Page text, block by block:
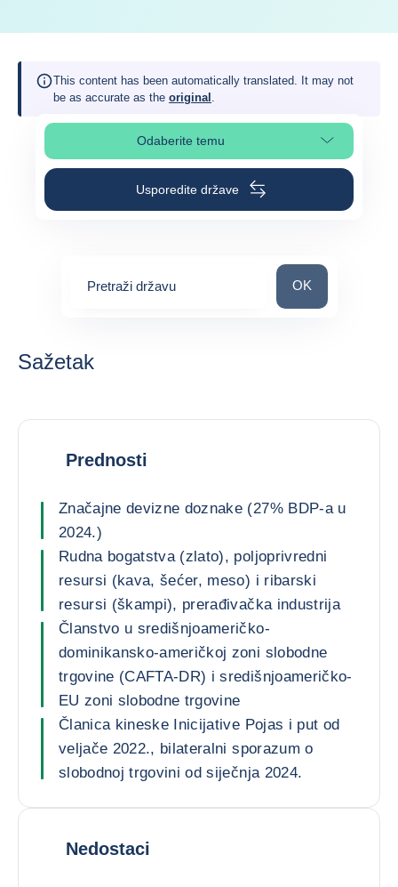
This content has been automatically translated. It may not
be as accurate as the original .
Odaberite temuOdaberite odjeljak na stranici
Usporedite države
Pretraži državu Pretraži državu
OK
Sažetak
Prednosti
Značajne devizne doznake (27% BDP-a u
2024.)
Rudna bogatstva (zlato), poljoprivredni
resursi (kava, šećer, meso) i ribarski
resursi (škampi), prerađivačka industrija
Članstvo u središnjoameričko-
dominikansko-američkoj zoni slobodne
trgovine (CAFTA-DR) i središnjoameričko-
EU zoni slobodne trgovine
Članica kineske Inicijative Pojas i put od
veljače 2022., bilateralni sporazum o
slobodnoj trgovini od siječnja 2024.
Nedostaci